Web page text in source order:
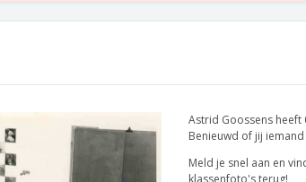
Astrid Goossens heeft
Benieuwd of jij
Meld je snel aan en
klassenfoto's terug!